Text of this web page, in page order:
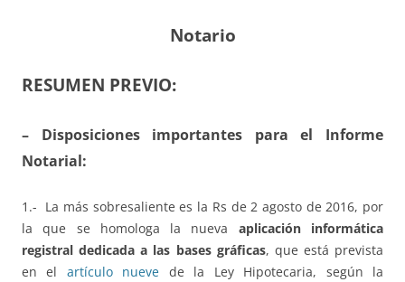
Notario
RESUMEN PREVIO:
– Disposiciones importantes para el Informe
Notarial:
1.- La más sobresaliente es la Rs de 2 agosto de 2016, por
la que se homologa la nueva aplicación informática
registral dedicada a las bases gráficas, que está prevista
en el artículo nueve de la Ley Hipotecaria, según la